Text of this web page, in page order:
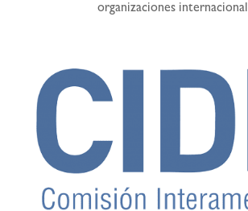
organizaciones